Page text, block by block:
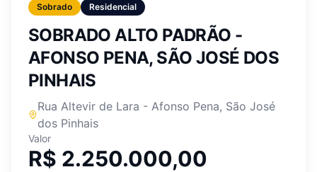
Sobrado Residencial
SOBRADO ALTO PADRÃO -
AFONSO PENA, SÃO JOSÉ DOS
PINHAIS
Rua Altevir de Lara -Afonso Pena, São José
dos Pinhais
Valor
R$ 2.250.000,00